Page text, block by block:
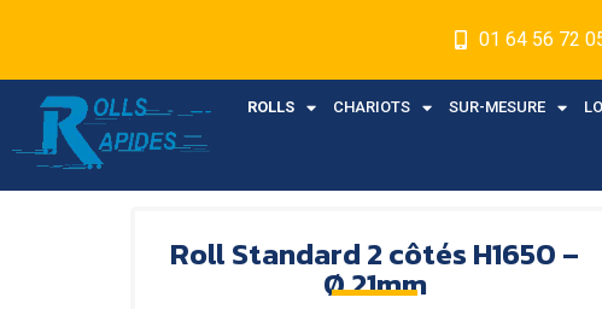
01 64 56 72
ROLLS CHARIOTS SUR-MESURE
Roll Standard 2 côtés H1650 –
Ø 21mm